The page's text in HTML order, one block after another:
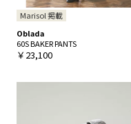
Marisol 掲載
Oblada
60S BAKER PANTS
￥23,100